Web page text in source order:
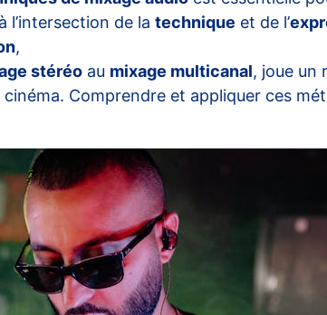
l’intersection de la technique et de l’
,
stéréo au mixage multicanal, joue un
cinéma. Comprendre et appliquer ces